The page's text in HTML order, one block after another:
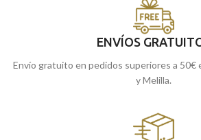
ENVÍOS
Envío gratuito en pedidos superiores a 50€
y Melilla.